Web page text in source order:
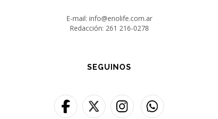
E-mail: info@enolife.com.ar
Redacción: 261 216-0278
SEGUINOS